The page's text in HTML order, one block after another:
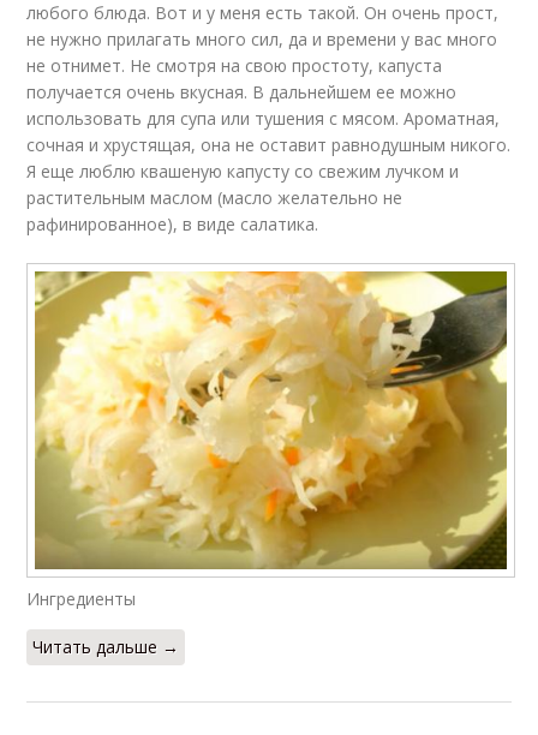
любого блюда. Вот и у меня есть такой. Он очень прост,
не нужно прилагать много сил, да и времени у вас много
не отнимет. Не смотря на свою простоту, капуста
получается очень вкусная. В дальнейшем ее можно
использовать для супа или тушения с мясом. Ароматная,
сочная и хрустящая, она не оставит равнодушным никого.
Я еще люблю квашеную капусту со свежим лучком и
растительным маслом (масло желательно не
рафинированное), в виде салатика.
Ингредиенты
Читать дальше →